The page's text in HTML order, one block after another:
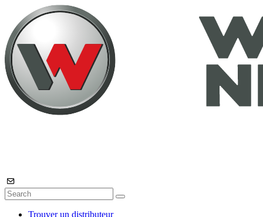
Trouver un distributeur